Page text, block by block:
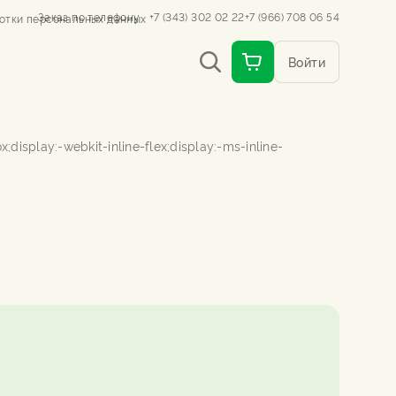
персональных данных
Заказ по телефону +7 (343) 302 02 22+7 (966) 708 06 54
Войти